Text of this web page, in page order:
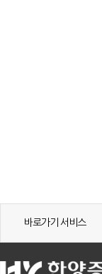
바로가기 서비스